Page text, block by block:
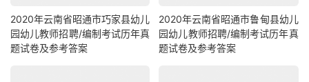
2020年云南省昭通市巧家县幼儿
园幼儿教师招聘/编制考试历年真
题试卷及参考答案
2020年云南省昭通市鲁甸县幼儿
园幼儿教师招聘/编制考试历年真
题试卷及参考答案